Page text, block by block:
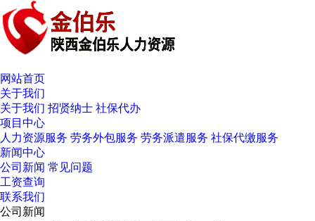
网站首页
关于我们
关于我们 招贤纳士 社保代办
项目中心
人力资源服务 劳务外包服务 劳务派遣服务 社保代缴服务
新闻中心
公司新闻 常见问题
工资查询
联系我们
公司新闻